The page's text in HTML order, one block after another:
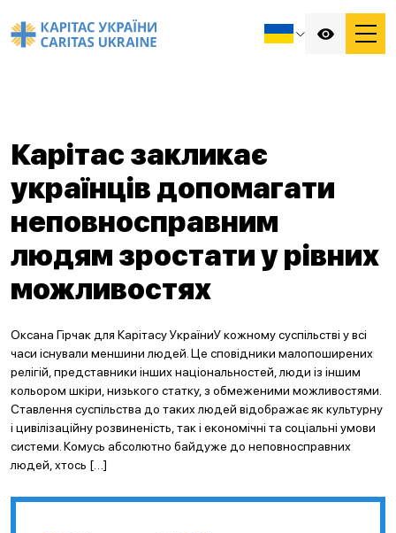
Карітас закликає
українців допомагати
неповносправним
людям зростати у рівних
можливостях
Оксана Гірчак для Карітасу УкраїниУ кожному суспільстві у всі
часи існували меншини людей. Це сповідники малопоширених
релігій, представники інших національностей, люди із іншим
кольором шкіри, низького статку, з обмеженими можливостями.
Ставлення суспільства до таких людей відображає як культурну
і цивілізаційну розвиненість, так і економічні та соціальні умови
системи. Комусь абсолютно байдуже до неповносправних
людей, хтось […]